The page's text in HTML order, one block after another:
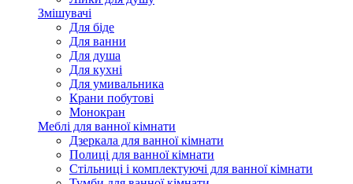
Змішувачі
Для біде
Для ванни
Для душа
Для кухні
Для умивальника
Крани побутові
Монокран
Меблі для ванної кімнати
Дзеркала для ванної кімнати
Полиці для ванної кімнати
Стільниці і комплектуючі для ванної кімнати